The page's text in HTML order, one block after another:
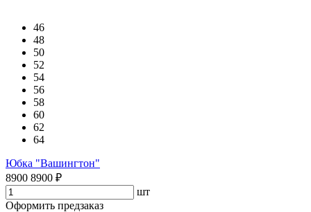
46
48
50
52
54
56
58
60
62
64
Юбка "Вашингтон"
8900 8900 ₽
шт
Оформить предзаказ